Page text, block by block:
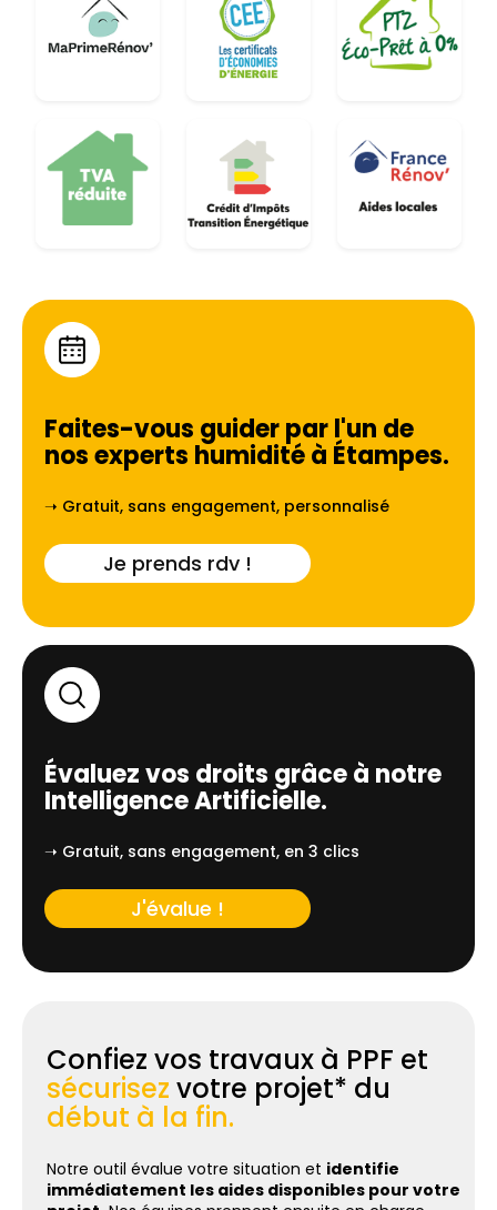
Faites-vous guider par l'un de
nos experts humidité à Étampes.
➝ Gratuit, sans engagement, personnalisé
Je prends rdv !
Évaluez vos droits grâce à notre
Intelligence Artificielle.
➝ Gratuit, sans engagement, en 3 clics
J'évalue !
Confiez vos travaux à PPF et
sécurisez votre projet* du
début à la fin.
Notre outil évalue votre situation et identifie
immédiatement les aides disponibles pour votre